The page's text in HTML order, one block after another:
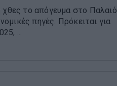
το απόγευμα στο Παλαιό
πηγές. Πρόκειται για
...